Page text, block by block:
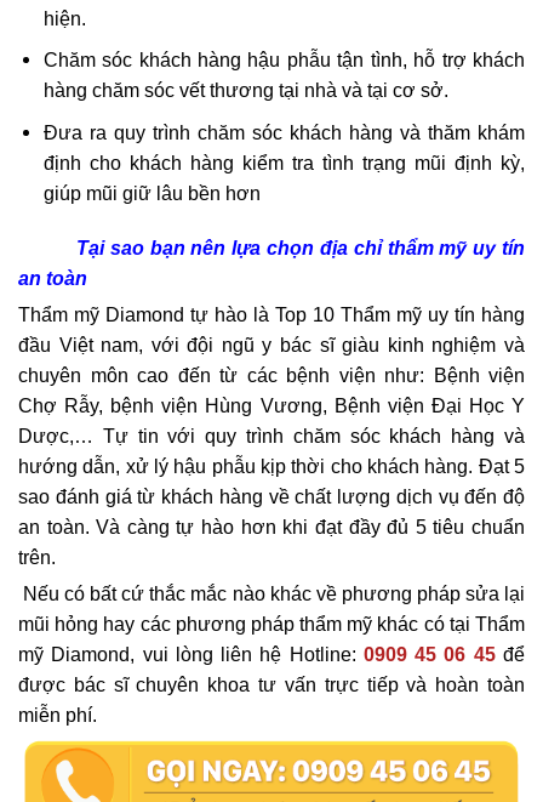
hiện.
Chăm sóc khách hàng hậu phẫu tận tình, hỗ trợ khách
hàng chăm sóc vết thương tại nhà và tại cơ sở.
Đưa ra quy trình chăm sóc khách hàng và thăm khám
định cho khách hàng kiểm tra tình trạng mũi định kỳ,
giúp mũi giữ lâu bền hơn​
Tại sao bạn nên lựa chọn địa chỉ thẩm mỹ uy tín
an toàn
Thẩm mỹ Diamond tự hào là Top 10 Thẩm mỹ uy tín hàng
đầu Việt nam, với đội ngũ y bác sĩ giàu kinh nghiệm và
chuyên môn cao đến từ các bệnh viện như: Bệnh viện
Chợ Rẫy, bệnh viện Hùng Vương, Bệnh viện Đại Học Y
Dược,… Tự tin với quy trình chăm sóc khách hàng và
hướng dẫn, xử lý hậu phẫu kịp thời cho khách hàng. Đạt 5
sao đánh giá từ khách hàng về chất lượng dịch vụ đến độ
an toàn. Và càng tự hào hơn khi đạt đầy đủ 5 tiêu chuẩn
trên.
Nếu có bất cứ thắc mắc nào khác về phương pháp sửa lại
mũi hỏng hay các phương pháp thẩm mỹ khác có tại Thẩm
mỹ Diamond, vui lòng liên hệ Hotline: 0909 45 06 45để
được bác sĩ chuyên khoa tư vấn trực tiếp và hoàn toàn
miễn phí.